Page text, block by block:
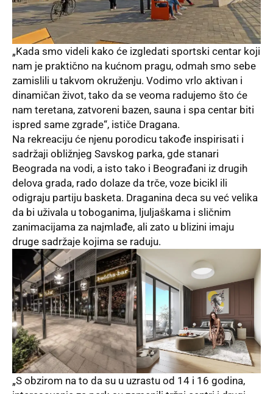
„Kada smo videli kako će izgledati sportski centar koji
nam je praktično na kućnom pragu, odmah smo sebe
zamislili u takvom okruženju. Vodimo vrlo aktivan i
dinamičan život, tako da se veoma radujemo što će
nam teretana, zatvoreni bazen, sauna i spa centar biti
ispred same zgrade“, ističe Dragana.
Na rekreaciju će njenu porodicu takođe inspirisati i
sadržaji obližnjeg Savskog parka, gde stanari
Beograda na vodi, a isto tako i Beograđani iz drugih
delova grada, rado dolaze da trče, voze bicikl ili
odigraju partiju basketa. Draganina deca su već velika
da bi uživala u toboganima, ljuljaškama i sličnim
zanimacijama za najmlađe, ali zato u blizini imaju
druge sadržaje kojima se raduju.
„S obzirom na to da su u uzrastu od 14 i 16 godina,